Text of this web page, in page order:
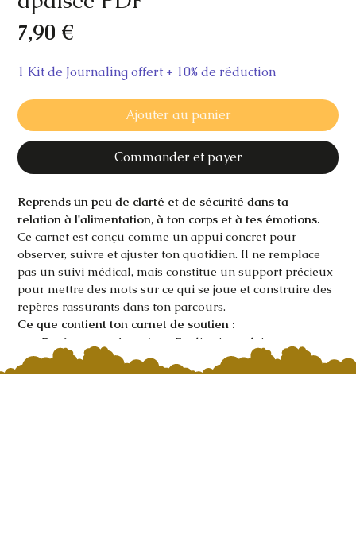
7,90 €Prix
1 Kit de Journaling offert + 10% de réduction
Ajouter au panier
Commander et payer
Reprends un peu de clarté et de sécurité dans ta
relation à l'alimentation, à ton corps et à tes émotions.
Ce carnet est conçu comme un appui concret pour
observer, suivre et ajuster ton quotidien. Il ne remplace
pas un suivi médical, mais constitue un support précieux
pour mettre des mots sur ce qui se joue et construire des
repères rassurants dans ton parcours.
Ce que contient ton carnet de soutien :
Repères et prévention :
Explications claires pour
mieux comprendre les signaux de ton corps et les
mécanismes des TCA.